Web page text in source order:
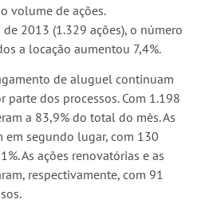
volume de ações.
2013 (1.329 ações), o número
a locação aumentou 7,4%.
de aluguel continuam
dos processos. Com 1.198
a 83,9% do total do mês. As
em segundo lugar, com 130
As ações renovatórias e as
respectivamente, com 91